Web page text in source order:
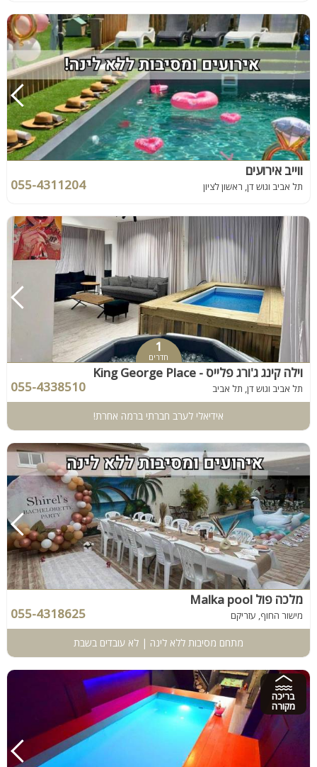
ווייב אירועים
תל אביב וגוש דן, ראשון לציון 055-4311204
1
חדרים
וילה קינג ג'ורג פלייס - King George Place
תל אביב וגוש דן, תל אביב 055-4338510
אידיאלי לערב חברתי ברמה אחרת!
מלכה פול Malka pool
מישור החוף, עזריקם 055-4318625
מתחם מסיבות ללא לינה | לא עובדים בשבת
בריכה
מקורה